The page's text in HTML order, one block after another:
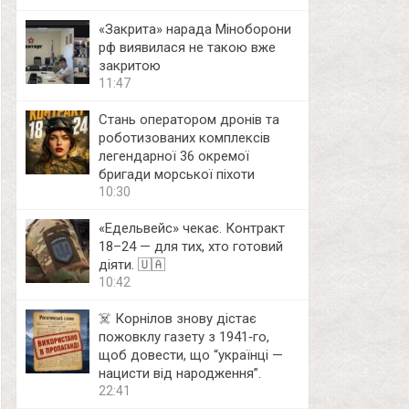
«Закрита» нарада Міноборони
рф виявилася не такою вже
закритою
11:47
Стань оператором дронів та
роботизованих комплексів
легендарної 36 окремої
бригади морської піхоти
10:30
«Едельвейс» чекає. Контракт
18–24 — для тих, хто готовий
діяти. 🇺🇦
10:42
☠️ Корнілов знову дістає
пожовклу газету з 1941‑го,
щоб довести, що “українці —
нацисти від народження”.
22:41